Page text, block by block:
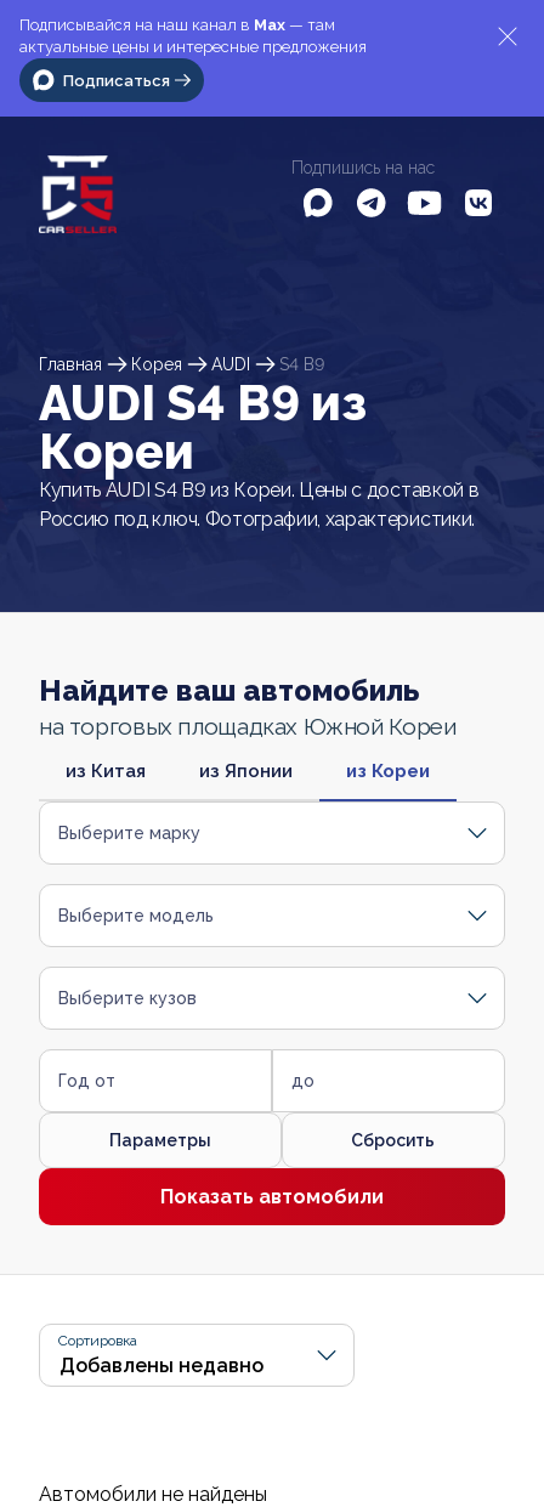
Подписывайся на наш канал в Max — там
актуальные цены и интересные предложения
Подписаться
Подпишись на нас
Главная Корея AUDI S4 B9
AUDI S4 B9 из
Кореи
Купить AUDI S4 B9 из Кореи. Цены с доставкой в
Россию под ключ. Фотографии, характеристики.
Найдите ваш автомобиль
на торговых площадках Южной Кореи
из Китая из Японии из Кореи
Выберите марку
Выберите модель
Выберите кузов
Год от до
Параметры Сбросить
Показать автомобили
Сортировка
Автомобили не найдены